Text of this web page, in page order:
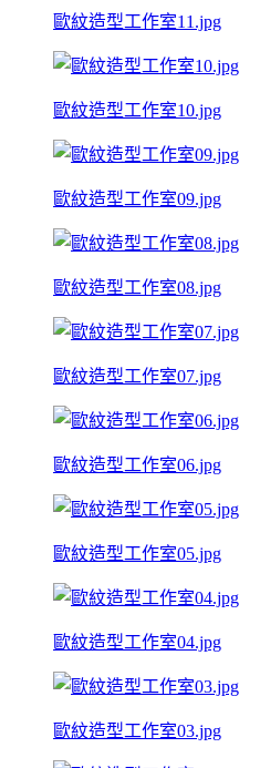
歐紋造型工作室11.jpg
歐紋造型工作室10.jpg
歐紋造型工作室09.jpg
歐紋造型工作室08.jpg
歐紋造型工作室07.jpg
歐紋造型工作室06.jpg
歐紋造型工作室05.jpg
歐紋造型工作室04.jpg
歐紋造型工作室03.jpg